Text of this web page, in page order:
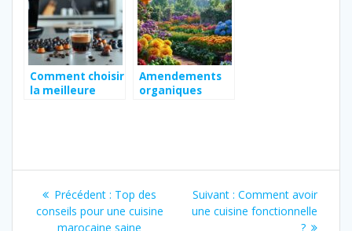
Comment choisir
la meilleure
Amendements
organiques
Navigation
de
Précédent : Article
précédent
:
Top des
conseils pour une cuisine
marocaine saine
Suivant : Article
suivant
Comment avoir
une cuisine fonctionnelle
?